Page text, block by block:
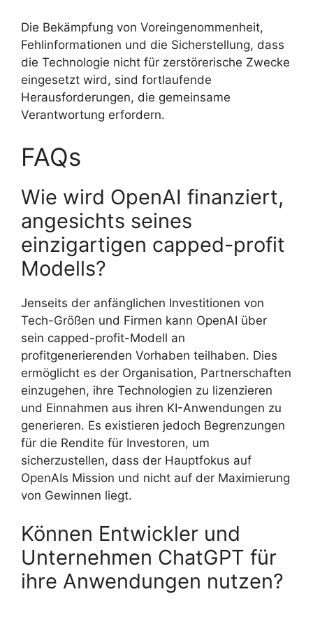
Die Bekämpfung von Voreingenommenheit,
Fehlinformationen und die Sicherstellung, dass
die Technologie nicht für zerstörerische Zwecke
eingesetzt wird, sind fortlaufende
Herausforderungen, die gemeinsame
Verantwortung erfordern.
FAQs
Wie wird OpenAI finanziert,
angesichts seines
einzigartigen capped-profit
Modells?
Jenseits der anfänglichen Investitionen von
Tech-Größen und Firmen kann OpenAI über
sein capped-profit-Modell an
profitgenerierenden Vorhaben teilhaben. Dies
ermöglicht es der Organisation, Partnerschaften
einzugehen, ihre Technologien zu lizenzieren
und Einnahmen aus ihren KI-Anwendungen zu
generieren. Es existieren jedoch Begrenzungen
für die Rendite für Investoren, um
sicherzustellen, dass der Hauptfokus auf
OpenAIs Mission und nicht auf der Maximierung
von Gewinnen liegt.
Können Entwickler und
Unternehmen ChatGPT für
ihre Anwendungen nutzen?